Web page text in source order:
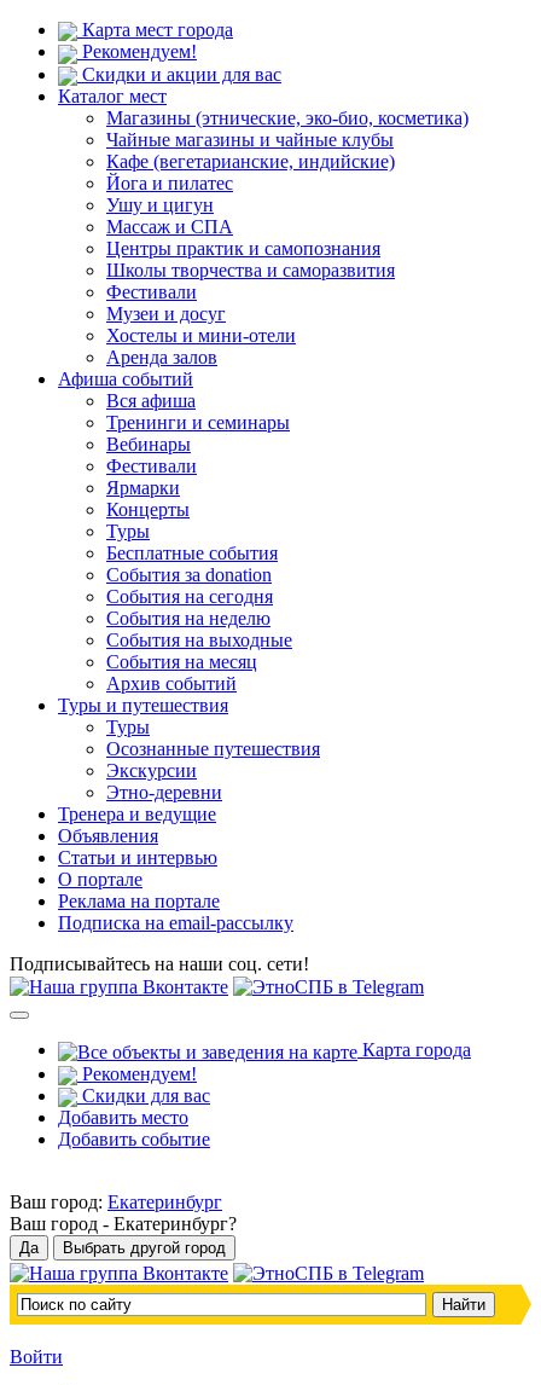
Карта мест города
Рекомендуем!
Скидки и акции для вас
Каталог мест
Магазины (этнические, эко-био, косметика)
Чайные магазины и чайные клубы
Кафе (вегетарианские, индийские)
Йога и пилатес
Ушу и цигун
Массаж и СПА
Центры практик и самопознания
Школы творчества и саморазвития
Фестивали
Музеи и досуг
Хостелы и мини-отели
Аренда залов
Афиша событий
Вся афиша
Тренинги и семинары
Вебинары
Фестивали
Ярмарки
Концерты
Туры
Бесплатные события
События за donation
События на сегодня
События на неделю
События на выходные
События на месяц
Архив событий
Туры и путешествия
Туры
Осознанные путешествия
Экскурсии
Этно-деревни
Тренера и ведущие
Объявления
Статьи и интервью
О портале
Реклама на портале
Подписка на email-рассылку
Подписывайтесь на наши соц. сети!
Карта города
Рекомендуем!
Скидки для вас
Добавить место
Добавить событие
Ваш город: Екатеринбург
Ваш город - Екатеринбург?
Войти